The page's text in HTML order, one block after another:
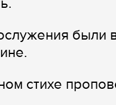
были
стихе